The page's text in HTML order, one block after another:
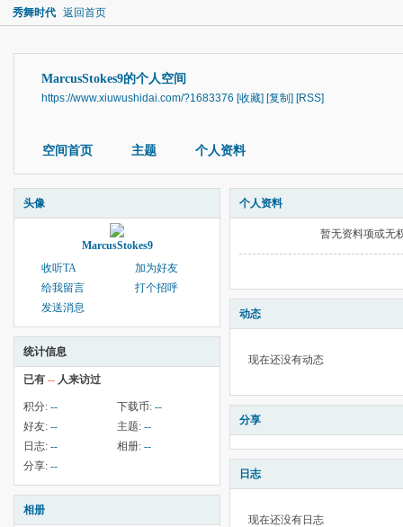
秀舞时代 返回首页
MarcusStokes9的个人空间
https://www.xiuwushidai.com/?1683376 [收藏] [复制] [RSS]
空间首页 主题 个人资料
头像
MarcusStokes9
收听TA
加为好友
给我留言
打个招呼
发送消息
统计信息
已有 -- 人来访过
积分: -- 下载币: --
好友: -- 主题: --
日志: -- 相册: --
分享: --
相册
个人资料
暂无资料项或无
动态
现在还没有动态
分享
日志
现在还没有日志